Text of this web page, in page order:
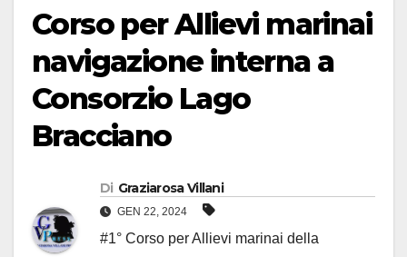
Corso per Allievi marinai
navigazione interna a
Consorzio Lago
Bracciano
Di Graziarosa Villani
GEN 22, 2024
#1° Corso per Allievi marinai della